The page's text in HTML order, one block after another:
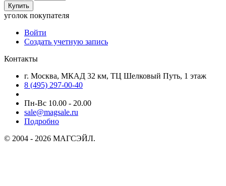
Купить
уголок покупателя
Войти
Создать учетную запись
Контакты
г. Москва, МКАД 32 км, ТЦ Шелковый Путь, 1 этаж
8 (495) 297-00-40
Пн-Вс 10.00 - 20.00
sale@magsale.ru
Подробно
© 2004 - 2026 МАГСЭЙЛ.